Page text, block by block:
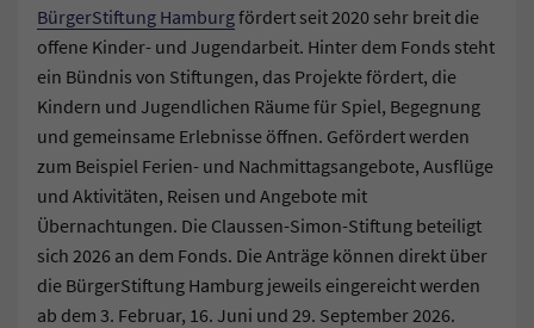
BürgerStiftung Hamburgfördert seit 2020 sehr breit die
offene Kinder- und Jugendarbeit. Hinter dem Fonds steht
ein Bündnis von Stiftungen, das Projekte fördert, die
Kindern und Jugendlichen Räume für Spiel, Begegnung
und gemeinsame Erlebnisse öffnen. Gefördert werden
zum Beispiel Ferien- und Nachmittagsangebote, Ausflüge
und Aktivitäten, Reisen und Angebote mit
Übernachtungen. Die Claussen-Simon-Stiftung beteiligt
sich 2026 an dem Fonds. Die Anträge können direkt über
die BürgerStiftung Hamburg jeweils eingereicht werden
ab dem 3. Februar, 16. Juni und 29. September 2026.